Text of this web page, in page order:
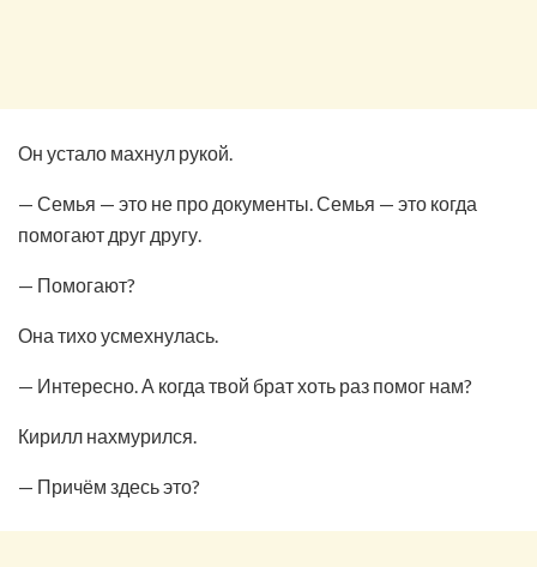
Он устало махнул рукой.
— Семья — это не про документы. Семья — это когда
помогают друг другу.
— Помогают?
Она тихо усмехнулась.
— Интересно. А когда твой брат хоть раз помог нам?
Кирилл нахмурился.
— Причём здесь это?